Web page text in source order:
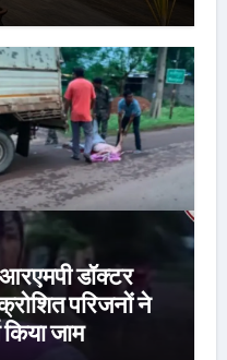
डॉक्टर
परिजनों ने
जाम